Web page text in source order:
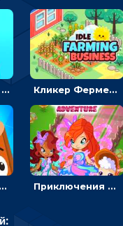
Бить битой по шарику, чтобы сбивать кубики с буквами на пути к финишу - 3D Кликер Фермерский бизнес: расти овощи, чтобы богатеть
Целиться и метать топор в 3D мишени Приключения Клуба Винкс: менять дорожки, чтобы собирать кристаллы